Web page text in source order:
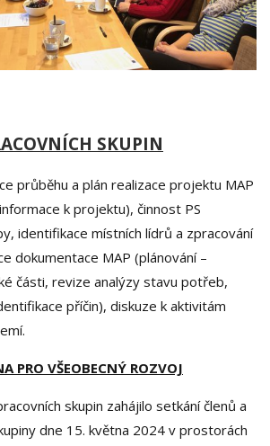
SKUPIN
průběhu a plán realizace projektu MAP
k projektu), činnost PS
identifikace místních lídrů a zpracování
dokumentace MAP (plánování –
části, revize analýzy stavu potřeb,
příčin), diskuze k aktivitám
PRO VŠEOBECNÝ ROZVOJ
skupin zahájilo setkání členů a
dne 15. května 2024 v prostorách